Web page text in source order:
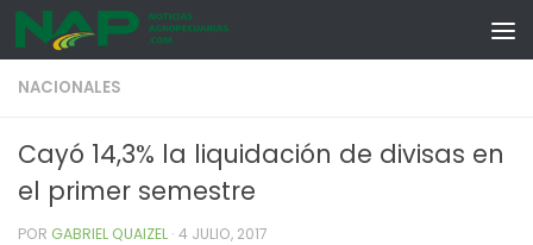
Skip to content
NACIONALES
Cayó 14,3% la liquidación de divisas en
el primer semestre
POR GABRIEL QUAIZEL · 4 JULIO, 2017